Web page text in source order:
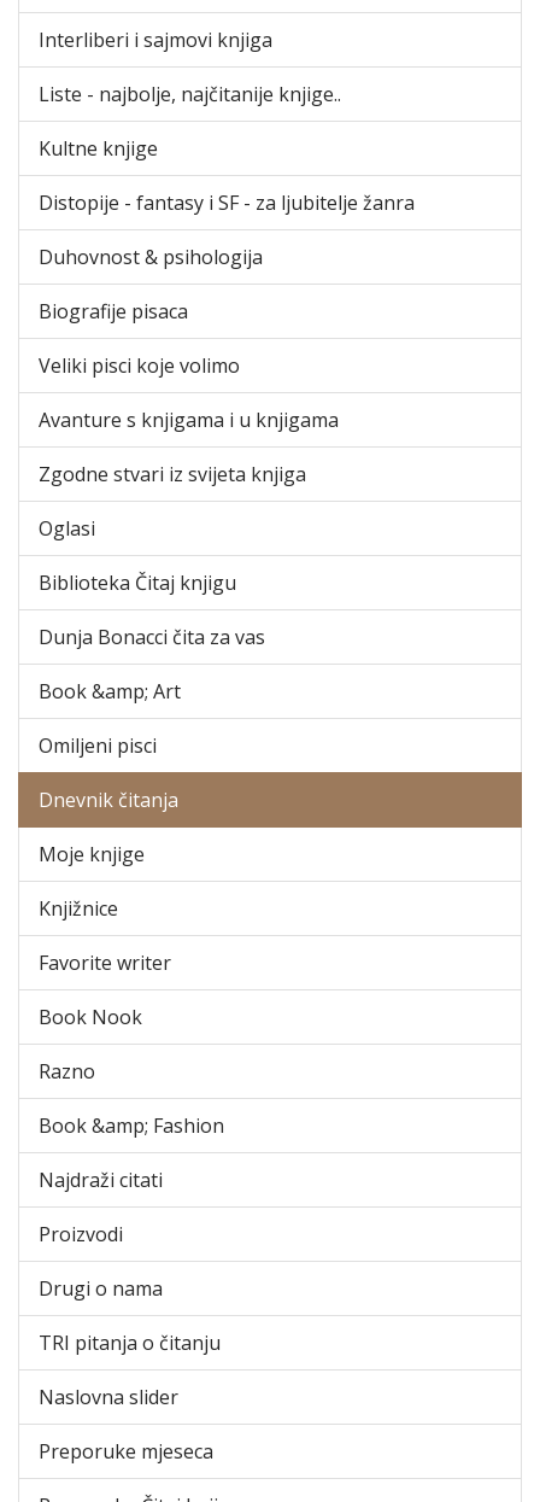
Interliberi i sajmovi knjiga
Liste - najbolje, najčitanije knjige..
Kultne knjige
Distopije - fantasy i SF - za ljubitelje žanra
Duhovnost & psihologija
Biografije pisaca
Veliki pisci koje volimo
Avanture s knjigama i u knjigama
Zgodne stvari iz svijeta knjiga
Oglasi
Biblioteka Čitaj knjigu
Dunja Bonacci čita za vas
Book &amp; Art
Omiljeni pisci
Dnevnik čitanja
Moje knjige
Knjižnice
Favorite writer
Book Nook
Razno
Book &amp; Fashion
Najdraži citati
Proizvodi
Drugi o nama
TRI pitanja o čitanju
Naslovna slider
Preporuke mjeseca